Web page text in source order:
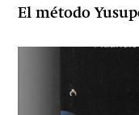
El método